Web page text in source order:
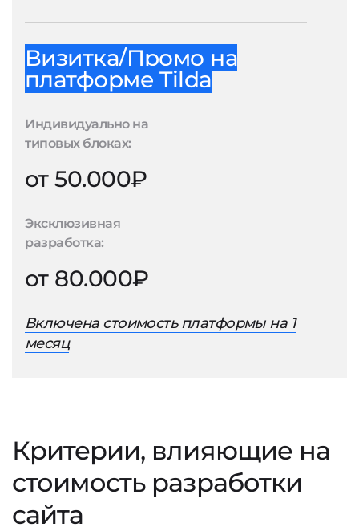
Визитка/Промо на
платформе Tilda
Индивидуально на
типовых блоках:
от 50.000₽
Эксклюзивная
разработка:
от 80.000₽
Включена стоимость платформы на 1
месяц
Критерии, влияющие на
стоимость разработки
сайта